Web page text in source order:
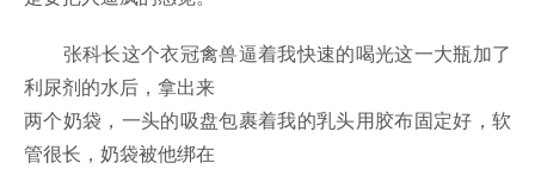
张科长这个衣冠禽兽逼着我快速的喝光这一大瓶加了
利尿剂的水后，拿出来
两个奶袋，一头的吸盘包裹着我的乳头用胶布固定好，软
管很长，奶袋被他绑在